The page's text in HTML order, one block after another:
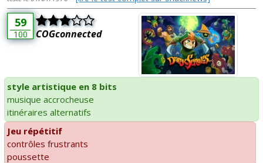
59
100 COGconnected
style artistique en 8 bits
musique accrocheuse
itinéraires alternatifs
Jeu répétitif
contrôles frustrants
poussette